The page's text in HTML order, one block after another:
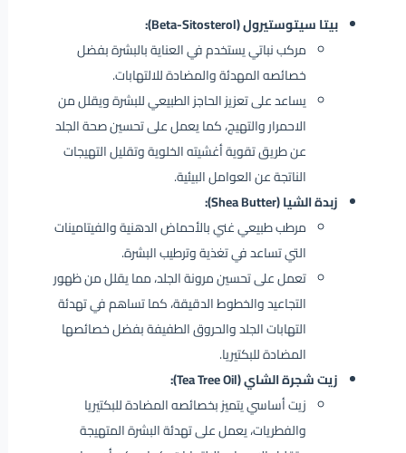
بيتا سيتوستيرول (Beta-Sitosterol):
مركب نباتي يستخدم في العناية بالبشرة بفضل
خصائصه المهدئة والمضادة للالتهابات.
يساعد على تعزيز الحاجز الطبيعي للبشرة ويقلل من
الاحمرار والتهيج، كما يعمل على تحسين صحة الجلد
عن طريق تقوية أغشيته الخلوية وتقليل التهيجات
الناتجة عن العوامل البيئية.
زبدة الشيا (Shea Butter):
مرطب طبيعي غني بالأحماض الدهنية والفيتامينات
التي تساعد في تغذية وترطيب البشرة.
تعمل على تحسين مرونة الجلد، مما يقلل من ظهور
التجاعيد والخطوط الدقيقة، كما تساهم في تهدئة
التهابات الجلد والحروق الطفيفة بفضل خصائصها
المضادة للبكتيريا.
زيت شجرة الشاي (Tea Tree Oil):
زيت أساسي يتميز بخصائصه المضادة للبكتيريا
والفطريات، يعمل على تهدئة البشرة المتهيجة